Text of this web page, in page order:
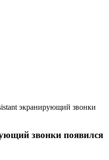
экранирующий звонки
звонки появился